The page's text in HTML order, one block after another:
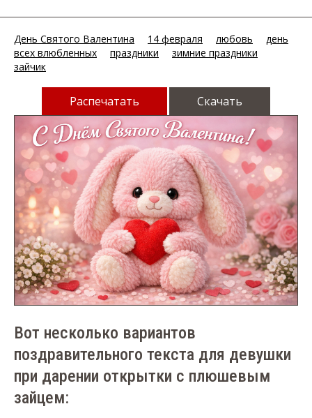
День Святого Валентина 14 февраля любовь
день
всех влюбленных
праздники
зимние праздники
зайчик
Распечатать Скачать
Вот несколько вариантов
поздравительного текста для девушки
при дарении открытки с плюшевым
зайцем: